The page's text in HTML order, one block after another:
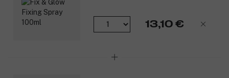
13,10 €